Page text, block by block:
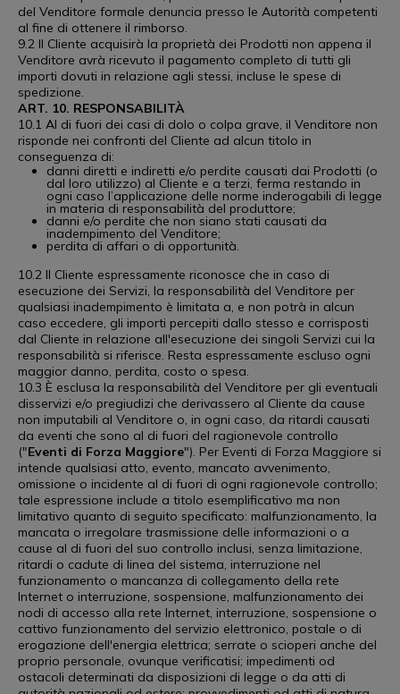
del Venditore formale denuncia presso le Autorità competenti
al fine di ottenere il rimborso.
9.2 Il Cliente acquisirà la proprietà dei Prodotti non appena il
Venditore avrà ricevuto il pagamento completo di tutti gli
importi dovuti in relazione agli stessi, incluse le spese di
spedizione.
ART. 10. RESPONSABILITÀ
10.1 Al di fuori dei casi di dolo o colpa grave, il Venditore non
risponde nei confronti del Cliente ad alcun titolo in
conseguenza di:
danni diretti e indiretti e/o perdite causati dai Prodotti (o
dal loro utilizzo) al Cliente e a terzi, ferma restando in
ogni caso l’applicazione delle norme inderogabili di legge
in materia di responsabilità del produttore;
danni e/o perdite che non siano stati causati da
inadempimento del Venditore;
perdita di affari o di opportunità.
10.2 Il Cliente espressamente riconosce che in caso di
esecuzione dei Servizi, la responsabilità del Venditore per
qualsiasi inadempimento è limitata a, e non potrà in alcun
caso eccedere, gli importi percepiti dallo stesso e corrisposti
dal Cliente in relazione all'esecuzione dei singoli Servizi cui la
responsabilità si riferisce. Resta espressamente escluso ogni
maggior danno, perdita, costo o spesa.
10.3 È esclusa la responsabilità del Venditore per gli eventuali
disservizi e/o pregiudizi che derivassero al Cliente da cause
non imputabili al Venditore o, in ogni caso, da ritardi causati
da eventi che sono al di fuori del ragionevole controllo
("Eventi di Forza Maggiore"). Per Eventi di Forza Maggiore si
intende qualsiasi atto, evento, mancato avvenimento,
omissione o incidente al di fuori di ogni ragionevole controllo;
tale espressione include a titolo esemplificativo ma non
limitativo quanto di seguito specificato: malfunzionamento, la
mancata o irregolare trasmissione delle informazioni o a
cause al di fuori del suo controllo inclusi, senza limitazione,
ritardi o cadute di linea del sistema, interruzione nel
funzionamento o mancanza di collegamento della rete
Internet o interruzione, sospensione, malfunzionamento dei
nodi di accesso alla rete Internet, interruzione, sospensione o
cattivo funzionamento del servizio elettronico, postale o di
erogazione dell'energia elettrica; serrate o scioperi anche del
proprio personale, ovunque verificatisi; impedimenti od
ostacoli determinati da disposizioni di legge o da atti di